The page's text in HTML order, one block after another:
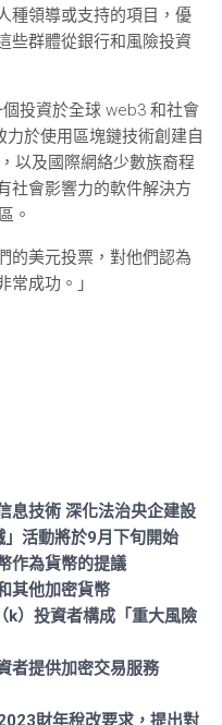
種領導或支持的項目，優
些群體從銀行和風險投資
投資於全球 web3 和社會
於使用區塊鏈技術創建自
以及國際網絡少數族裔程
社會影響力的軟件解決方
。
的美元投票，對他們認為
成功。」
息技術 深化法治央企建設
活動將於9月下旬開始
作為貨幣的提議
其他加密貨幣
k）投資者構成「重大風險
者提供加密交易服務
財年稅改要求，提出對